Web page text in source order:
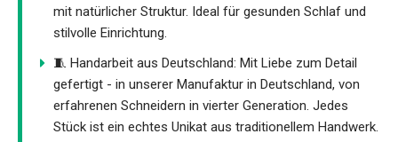
mit natürlicher Struktur. Ideal für gesunden Schlaf und
stilvolle Einrichtung.
🧵 Handarbeit aus Deutschland: Mit Liebe zum Detail
gefertigt - in unserer Manufaktur in Deutschland, von
erfahrenen Schneidern in vierter Generation. Jedes
Stück ist ein echtes Unikat aus traditionellem Handwerk.